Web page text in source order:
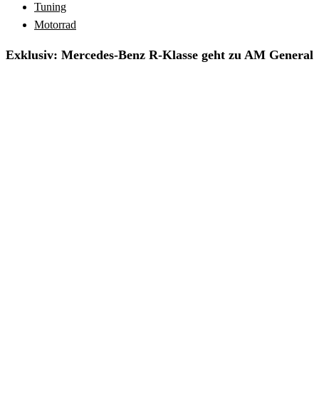
Tuning
Motorrad
Exklusiv: Mercedes-Benz R-Klasse geht zu AM General